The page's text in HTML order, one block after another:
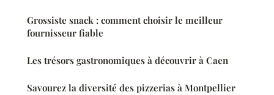
Grossiste snack : comment choisir le meilleur
fournisseur fiable
Les trésors gastronomiques à découvrir à Caen
Savourez la diversité des pizzerias à Montpellier